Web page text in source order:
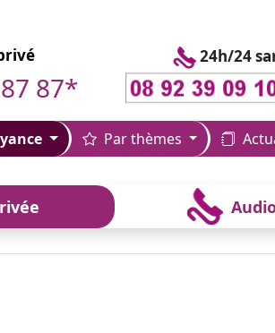
87*
24h/24
Par thèmes